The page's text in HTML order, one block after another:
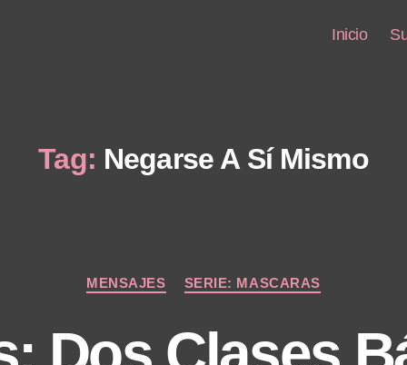
Inicio
Tag: Negarse A Sí Mismo
Categories
MENSAJES SERIE: MASCARAS